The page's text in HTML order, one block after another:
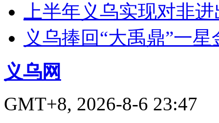
上半年义乌实现对非
义乌捧回“大禹鼎”一星
义乌网
GMT+8, 2026-8-6 23:47